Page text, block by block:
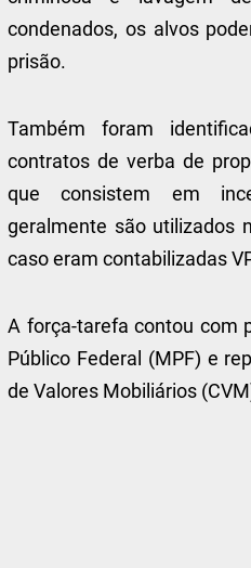
condenados, os alvos
prisão.
Também foram
contratos de verba de
que consistem em
geralmente são utilizados
caso eram contabilizadas
A força-tarefa contou com
Público Federal (MPF) e
de Valores Mobiliários